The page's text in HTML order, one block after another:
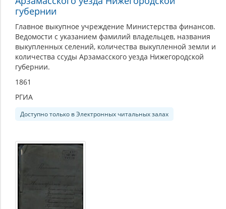
губернии
Главное выкупное учреждение Министерства финансов.
Ведомости с указанием фамилий владельцев, названия
выкупленных селений, количества выкупленной земли и
количества ссуды Арзамасского уезда Нижегородской
губернии.
1861
РГИА
Доступно только в Электронных читальных залах